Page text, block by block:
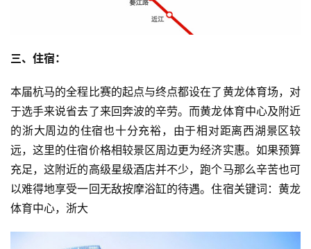
三、住宿：
本届杭马的全程比赛的起点与终点都设在了黄龙体育场，对
于选手来说省去了来回奔波的辛劳。而黄龙体育中心及附近
的浙大周边的住宿也十分充裕，由于相对距离西湖景区较
远，这里的住宿价格相较景区周边更为经济实惠。如果预算
充足，这附近的高级星级酒店并不少，跑个马那么辛苦也可
以难得地享受一回无敌按摩浴缸的待遇。住宿关键词：黄龙
体育中心，浙大